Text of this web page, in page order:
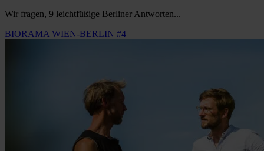
Wir fragen, 9 leichtfüßige Berliner Antworten...
BIORAMA WIEN-BERLIN #4